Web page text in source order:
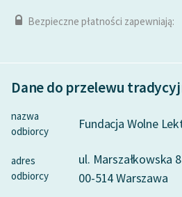
Bezpieczne płatności zapewniają:
Dane do przelewu
nazwa
odbiorcy
Fundacja Wolne
adres
odbiorcy
ul. Marszałkowska
00-514 Warszawa